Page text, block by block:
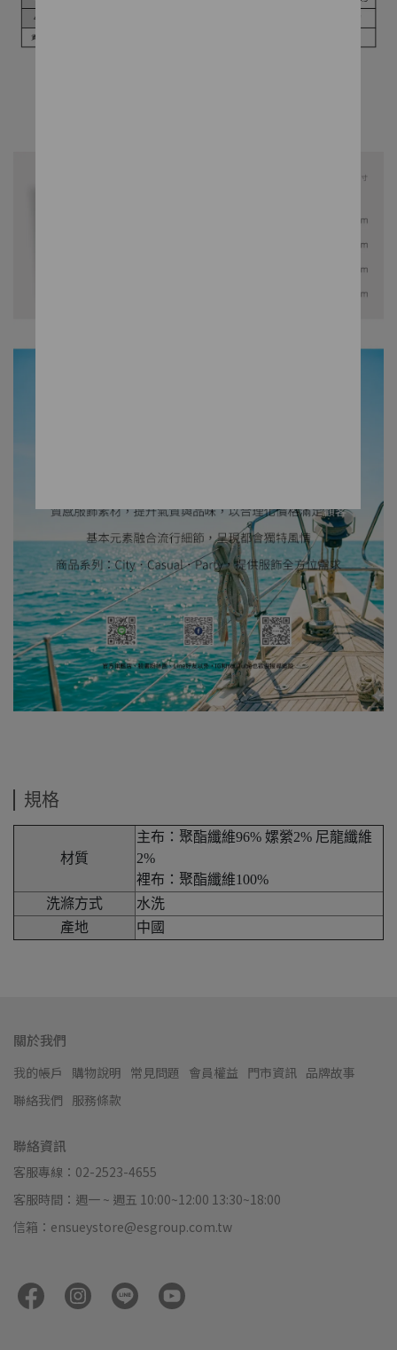
規格
材質
主布：聚酯纖維96% 嫘縈2% 尼龍纖維
2%
裡布：聚酯纖維100%
洗滌方式
水洗
產地
中國
關於我們
我的帳戶 購物說明 常見問題 會員權益 門市資訊 品牌故事
聯絡我們 服務條款
聯絡資訊
客服專線：02-2523-4655
客服時間：週一 ~ 週五 10:00~12:00 13:30~18:00
信箱：ensueystore@esgroup.com.tw